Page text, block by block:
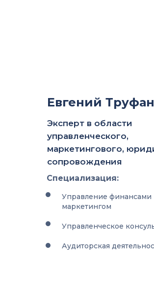
Евгений
Эксперт в области
управленческого,
маркетингового,
сопровождения
Специализация:
Управление финансами
маркетингом
Управленческое
Аудиторская